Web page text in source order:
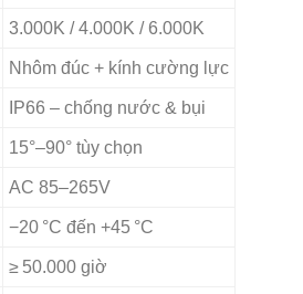
3.000K / 4.000K / 6.000K
Nhôm đúc + kính cường lực
IP66 – chống nước & bụi
15°–90° tùy chọn
AC 85–265V
−20 °C đến +45 °C
≥ 50.000 giờ